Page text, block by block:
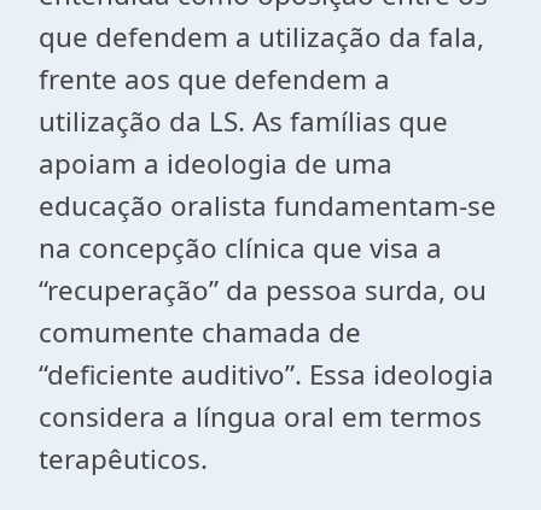
que defendem a utilização da fala,
frente aos que defendem a
utilização da LS. As famílias que
apoiam a ideologia de uma
educação oralista fundamentam-se
na concepção clínica que visa a
“recuperação” da pessoa surda, ou
comumente chamada de
“deficiente auditivo”. Essa ideologia
considera a língua oral em termos
terapêuticos.